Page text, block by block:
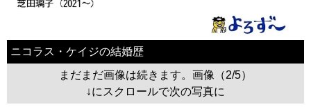
ニコラス・ケイジの結婚歴
まだまだ画像は続きます。画像（2/5）
↓にスクロールで次の写真に